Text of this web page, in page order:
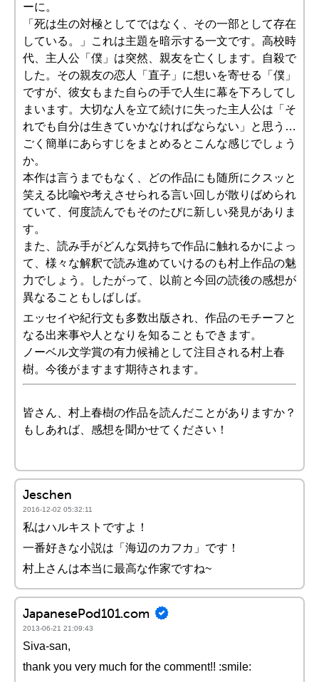
ーに。
「死は生の対極としてではなく、その一部として存在
している。」これは主題を暗示する一文です。高校時
代、主人公「僕」は突然、親友を亡くします。自殺で
した。その親友の恋人「直子」に想いを寄せる「僕」
ですが、彼女もまた自らの手で人生に幕を下ろしてし
まいます。大切な人を立て続けに失った主人公は「そ
れでも自分は生きていかなければならない」と思う…
ごく簡単にあらすじをまとめるとこんな感じでしょう
か。
本作は言うまでもなく、どの作品にも随所にクスッと
笑える比喩や考えさせられる言い回しが散りばめられ
ていて、何度読んでもそのたびに新しい発見がありま
す。
また、読み手がどんな気持ちで作品に触れるかによっ
て、様々な解釈で読み進めていけるのも村上作品の魅
力でしょう。したがって、以前と今回の読後の感想が
異なることもしばしば。
エッセイや紀行文も多数出版され、作品のモチーフと
なる出来事や人となりを知ることもできます。
ノーベル文学賞の有力候補として注目される村上春
樹。今後がますます期待されます。
皆さん、村上春樹の作品を読んだことがありますか？
もしあれば、感想を聞かせてください！
Jeschen
2016-12-02 05:32:11
私はハルキストですよ！
一番好きな小説は「海辺のカフカ」です！
村上さんは本当に最高な作家ですね~
JapanesePod101.com
2013-06-21 21:09:43
Siva-san,
thank you very much for the comment!! :smile: